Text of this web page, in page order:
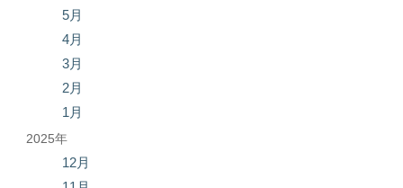
5月
4月
3月
2月
1月
2025年
12月